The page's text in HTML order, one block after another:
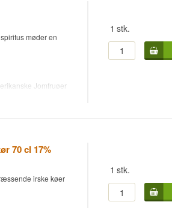
møder en
Jomfruøer
1 stk.
70 cl 17%
irske køer
1 stk.